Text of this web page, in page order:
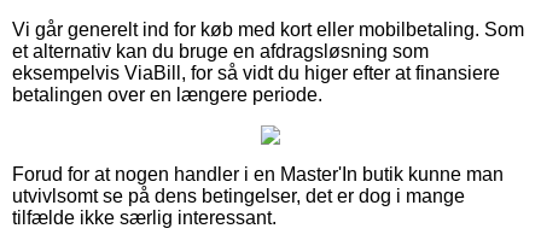
Vi går generelt ind for køb med kort eller mobilbetaling. Som
et alternativ kan du bruge en afdragsløsning som
eksempelvis ViaBill, for så vidt du higer efter at finansiere
betalingen over en længere periode.
Forud for at nogen handler i en Master'In butik kunne man
utvivlsomt se på dens betingelser, det er dog i mange
tilfælde ikke særlig interessant.